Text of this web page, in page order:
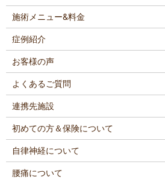
施術メニュー&料金
症例紹介
お客様の声
よくあるご質問
連携先施設
初めての方＆保険について
自律神経について
腰痛について